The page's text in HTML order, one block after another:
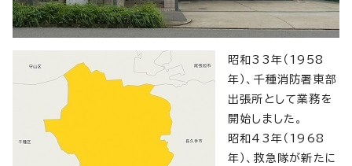
昭和33年（1958
年）、千種消防署東部
出張所として業務を
開始しました。
昭和43年（1968
年）、救急隊が新たに